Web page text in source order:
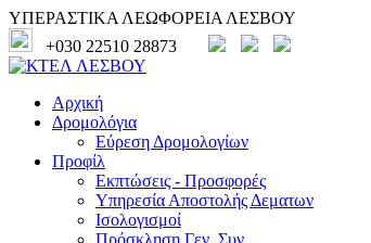
ΥΠΕΡΑΣΤΙΚΑ ΛΕΩΦΟΡΕΙΑ ΛΕΣΒΟΥ
+030 22510 28873
Αρχική
Δρομολόγια
Εύρεση Δρομολογίων
Προφίλ
Εκπτώσεις - Προσφορές
Υπηρεσία Αποστολής Δεματων
Ισολογισμοί
Πρόσκληση Γεν. Συν.